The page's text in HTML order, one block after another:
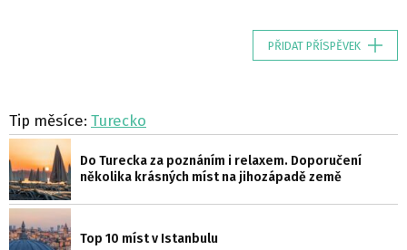
PŘIDAT PŘÍSPĚVEK
Tip měsíce: Turecko
Do Turecka za poznáním i relaxem. Doporučení
několika krásných míst na jihozápadě země
Top 10 míst v Istanbulu